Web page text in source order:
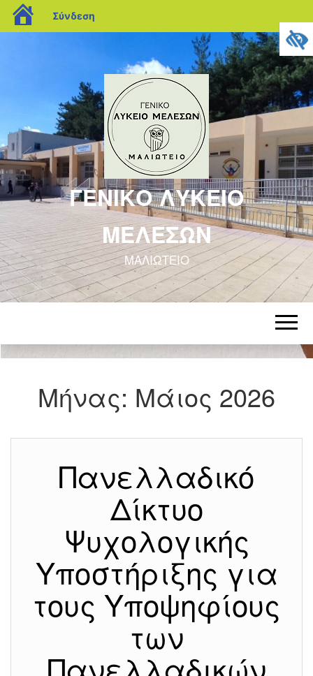
blogs.sch.gr
Σύνδεση
ΓΕΝΙΚΟ ΛΥΚΕΙΟ
ΜΕΛΕΣΩΝ
ΜΑΛΙΩΤΕΙΟ
Μήνας: Μάιος 2026
Πανελλαδικό
Δίκτυο
Ψυχολογικής
Υποστήριξης για
τους Υποψηφίους
των